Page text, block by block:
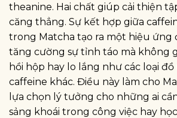
theanine. Hai chất giúp cải thiện
căng thẳng. Sự kết hợp giữa
trong Matcha tạo ra một hiệu ứng
tăng cường sự tỉnh táo mà không
hồi hộp hay lo lắng như các loại
caffeine khác. Điều này làm cho
lựa chọn lý tưởng cho những ai
sảng khoái trong công việc hay